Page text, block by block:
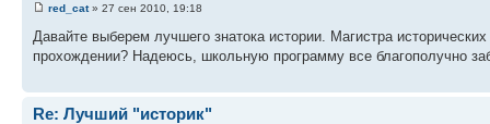
red_cat» 27 сен 2010, 19:18
Давайте выберем лучшего знатока истории. Магистра
прохождении? Надеюсь, школьную программу все благополучно
Re: Лучший "историк"